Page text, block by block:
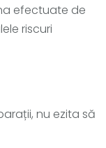
efectuate de
riscuri
nu ezita să